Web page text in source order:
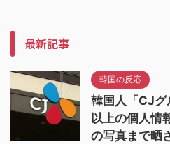
最新記事
韓国の反応
韓国人「CJ
以上の個人情
の写真まで晒